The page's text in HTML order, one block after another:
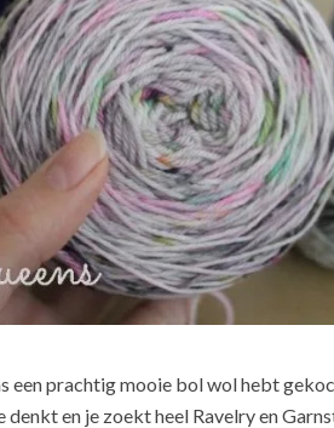
een prachtig mooie bol wol hebt
denkt en je zoekt heel Ravelry en